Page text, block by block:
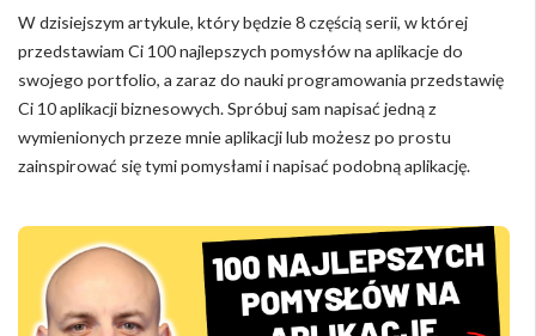
W dzisiejszym artykule, który będzie 8 częścią serii, w której
przedstawiam Ci 100 najlepszych pomysłów na aplikacje do
swojego portfolio, a zaraz do nauki programowania przedstawię
Ci 10 aplikacji biznesowych. Spróbuj sam napisać jedną z
wymienionych przeze mnie aplikacji lub możesz po prostu
zainspirować się tymi pomysłami i napisać podobną aplikację.